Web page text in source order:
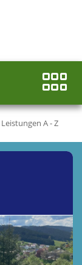
Leistungen A - Z